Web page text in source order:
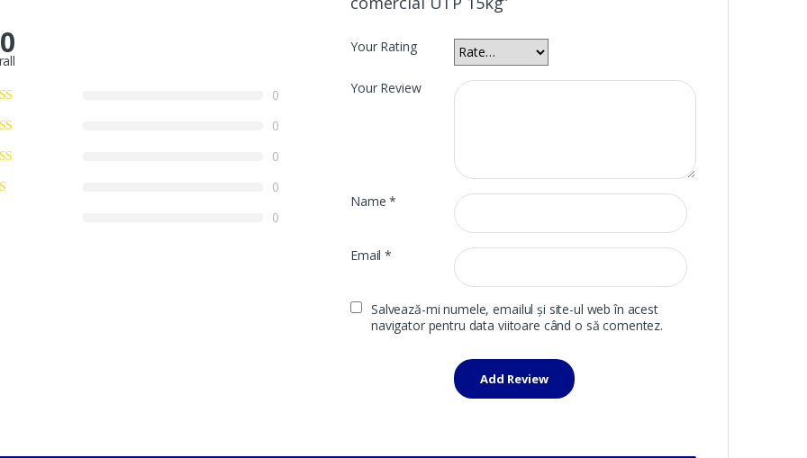
0
0
0
0
0
Your Rating
Your Review
Name*
Email*
Salvează-mi numele, emailul și site-ul web în acest
navigator pentru data viitoare când o să comentez.